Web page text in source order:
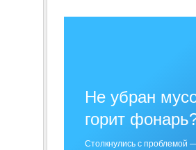
Не убран
горит
Столкнулись с проблемой